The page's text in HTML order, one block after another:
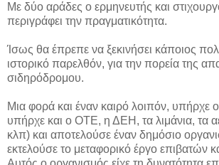
Με δύο αράδες ο ερμηνευτής και
περιγράφει την πραγματικότητα.
Ίσως θα έπρεπε να ξεκινήσει κάποιος
ιστορικό παρελθόν, για την πορεία της
σιδηρόδρομου.
Μια φορά και έναν καιρό λοιπόν,
υπήρχε και ο ΟΤΕ, η ΔΕΗ, τα λιμάνια, τα
κλπ) και αποτελούσε έναν δημόσιο
εκτελούσε το μεταφορικό έργο επιβατών